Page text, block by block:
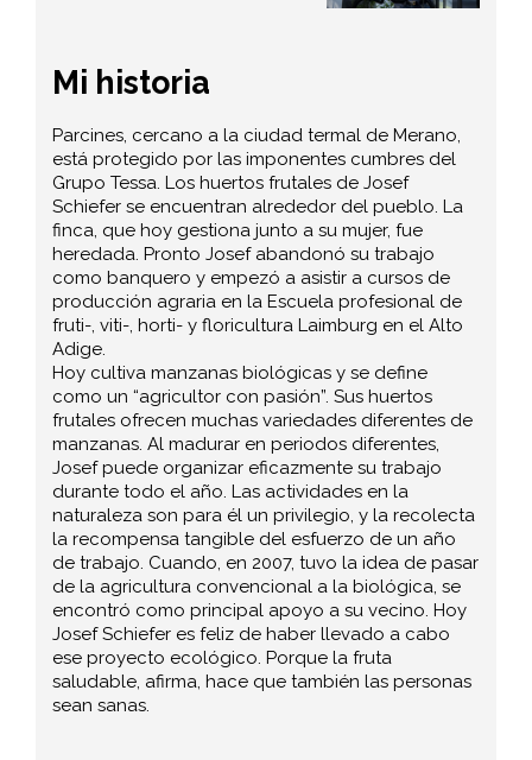
Mi historia
Parcines, cercano a la ciudad termal de Merano,
está protegido por las imponentes cumbres del
Grupo Tessa. Los huertos frutales de Josef
Schiefer se encuentran alrededor del pueblo. La
finca, que hoy gestiona junto a su mujer, fue
heredada. Pronto Josef abandonó su trabajo
como banquero y empezó a asistir a cursos de
producción agraria en la Escuela profesional de
fruti-, viti-, horti- y floricultura Laimburg en el Alto
Adige.
Hoy cultiva manzanas biológicas y se define
como un “agricultor con pasión”. Sus huertos
frutales ofrecen muchas variedades diferentes de
manzanas. Al madurar en periodos diferentes,
Josef puede organizar eficazmente su trabajo
durante todo el año. Las actividades en la
naturaleza son para él un privilegio, y la recolecta
la recompensa tangible del esfuerzo de un año
de trabajo. Cuando, en 2007, tuvo la idea de pasar
de la agricultura convencional a la biológica, se
encontró como principal apoyo a su vecino. Hoy
Josef Schiefer es feliz de haber llevado a cabo
ese proyecto ecológico. Porque la fruta
saludable, afirma, hace que también las personas
sean sanas.